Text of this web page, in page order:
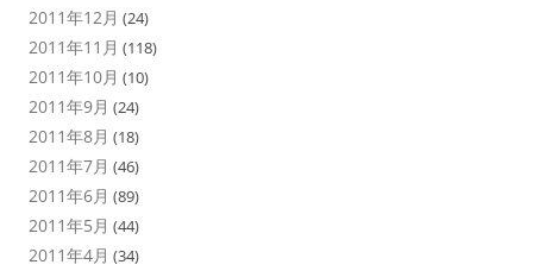
2011年12月 (24)
2011年11月 (118)
2011年10月 (10)
2011年9月 (24)
2011年8月 (18)
2011年7月 (46)
2011年6月 (89)
2011年5月 (44)
2011年4月 (34)